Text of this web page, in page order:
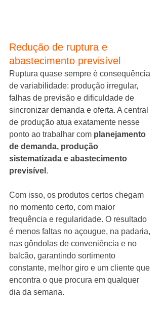
Redução de ruptura e
abastecimento previsível
Ruptura quase sempre é consequência
de variabilidade: produção irregular,
falhas de previsão e dificuldade de
sincronizar demanda e oferta. A central
de produção atua exatamente nesse
ponto ao trabalhar com planejamento
de demanda, produção
sistematizada e abastecimento
previsível .
Com isso, os produtos certos chegam
no momento certo, com maior
frequência e regularidade. O resultado
é menos faltas no açougue, na padaria,
nas gôndolas de conveniência e no
balcão, garantindo sortimento
constante, melhor giro e um cliente que
encontra o que procura em qualquer
dia da semana.